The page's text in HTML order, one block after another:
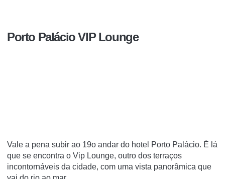
Porto Palácio VIP Lounge
Vale a pena subir ao 19o andar do hotel Porto Palácio. É lá
que se encontra o Vip Lounge, outro dos terraços
incontornáveis da cidade, com uma vista panorâmica que